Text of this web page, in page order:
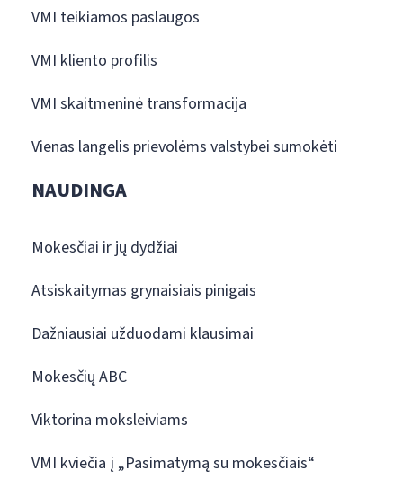
VMI teikiamos paslaugos
VMI kliento profilis
VMI skaitmeninė transformacija
Vienas langelis prievolėms valstybei sumokėti
NAUDINGA
Mokesčiai ir jų dydžiai
Atsiskaitymas grynaisiais pinigais
Dažniausiai užduodami klausimai
Mokesčių ABC
Viktorina moksleiviams
VMI kviečia į „Pasimatymą su mokesčiais“